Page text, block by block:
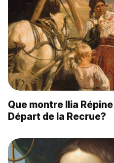
Que montre Ilia
Départ de la Recrue?